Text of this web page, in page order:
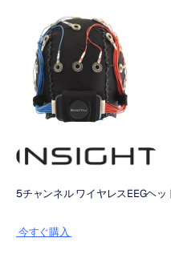
5チャンネル ワイヤレスEEGヘ
今すぐ購入